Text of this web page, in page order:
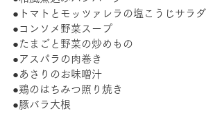
●トマトとモッツァレラの塩こうじサラダ
●コンソメ野菜スープ
●たまごと野菜の炒めもの
●アスパラの肉巻き
●あさりのお味噌汁
●鶏のはちみつ照り焼き
●豚バラ大根